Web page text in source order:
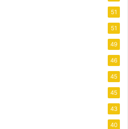
51
51
49
46
45
45
43
40